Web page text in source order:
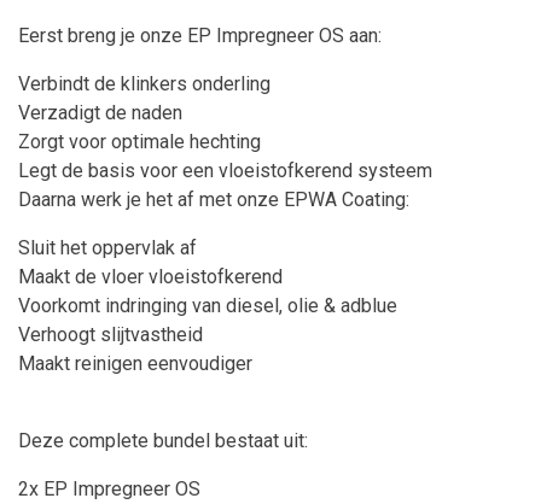
Eerst breng je onze EP Impregneer OS aan:
Verbindt de klinkers onderling
Verzadigt de naden
Zorgt voor optimale hechting
Legt de basis voor een vloeistofkerend systeem
Daarna werk je het af met onze EPWA Coating:
Sluit het oppervlak af
Maakt de vloer vloeistofkerend
Voorkomt indringing van diesel, olie & adblue
Verhoogt slijtvastheid
Maakt reinigen eenvoudiger
Deze complete bundel bestaat uit:
2x EP Impregneer OS